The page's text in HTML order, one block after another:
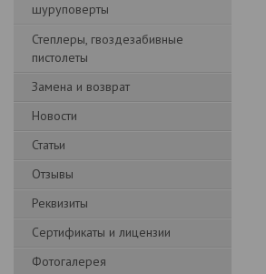
шуруповерты
Степлеры, гвоздезабивные
пистолеты
Замена и возврат
Новости
Статьи
Отзывы
Реквизиты
Сертификаты и лицензии
Фотогалерея